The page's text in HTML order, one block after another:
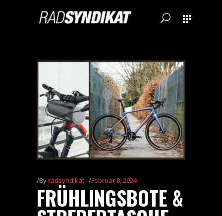
Byradsyndikat Februar 8, 2024
FRÜHLINGSBOTE &